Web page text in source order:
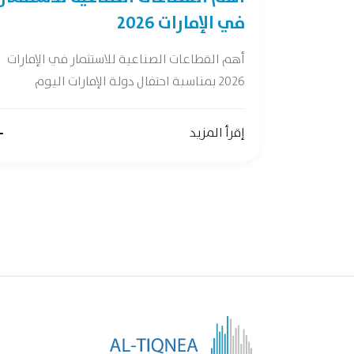
في الإمارات 2026
أهم القطاعات الصناعية للاستثمار في الإمارات
2026 بمناسبة احتفال دولة الإمارات اليوم
إقرأ المزيد